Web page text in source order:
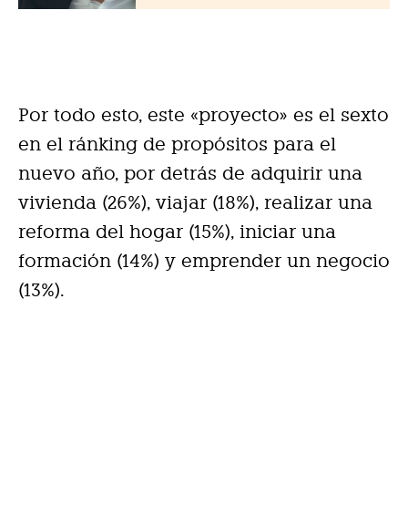
Por todo esto, este «proyecto» es el sexto
en el ránking de propósitos para el
nuevo año, por detrás de adquirir una
vivienda (26%), viajar (18%), realizar una
reforma del hogar (15%), iniciar una
formación (14%) y emprender un negocio
(13%).